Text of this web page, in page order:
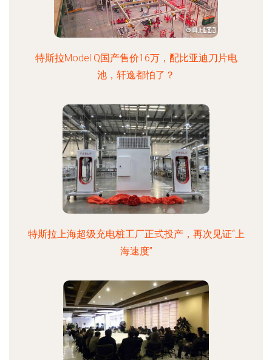
特斯拉Model Q国产售价16万，配比亚迪刀片电
池，轩逸都怕了？
特斯拉上海超级充电桩工厂正式投产，再次见证“上
海速度”